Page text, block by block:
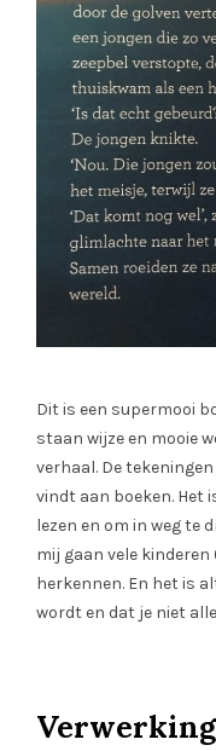
Dit is een supermooi
staan wijze en mooie
verhaal. De
vindt aan boeken. Het
lezen en om in weg te
mij gaan vele
herkennen. En het is
wordt en dat je niet